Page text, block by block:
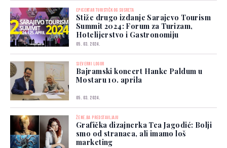
EPICENTAR TURISTIČKOG SUSRETA
Stiže drugo izdanje Sarajevo Tourism
Summit 2024: Forum za Turizam,
Hotelijerstvo i Gastronomiju
05. 03. 2024.
SJEVERNI LOGOR
Bajramski koncert Hanke Paldum u
Mostaru 10. aprila
05. 03. 2024.
ŽENE.BA PREDSTAVLJAJU
Grafička dizajnerka Tea Jagodić: Bolji
smo od stranaca, ali imamo loš
marketing